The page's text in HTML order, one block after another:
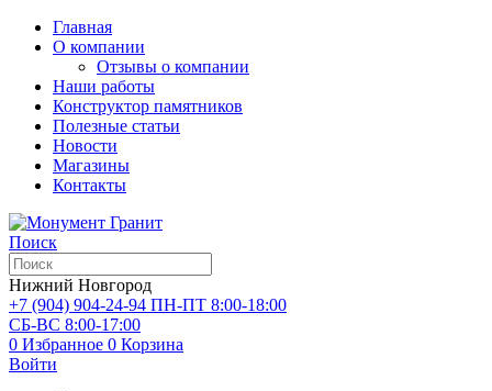
Главная
О компании
Отзывы о компании
Наши работы
Конструктор памятников
Полезные статьи
Новости
Магазины
Контакты
Поиск
Нижний Новгород
+7 (904) 904-24-94 ПН-ПТ 8:00-18:00
СБ-ВС 8:00-17:00
0 Избранное 0 Корзина
Войти